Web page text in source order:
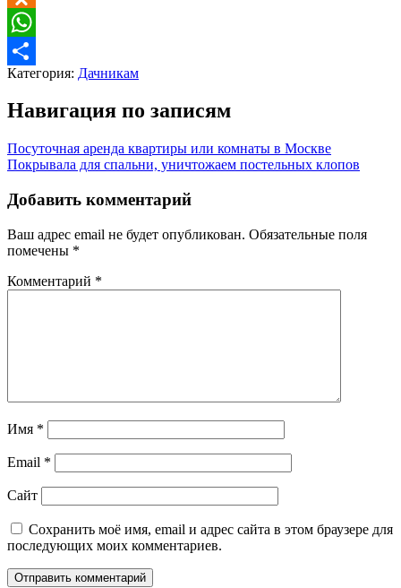
Odnoklassniki
WhatsApp
Отправить
Категория: Дачникам
Навигация по записям
Посуточная аренда квартиры или комнаты в Москве
Покрывала для спальни, уничтожаем постельных клопов
Добавить комментарий
Ваш адрес email не будет опубликован. Обязательные поля
помечены *
Комментарий *
Имя *
Email *
Сайт
Сохранить моё имя, email и адрес сайта в этом браузере для
последующих моих комментариев.